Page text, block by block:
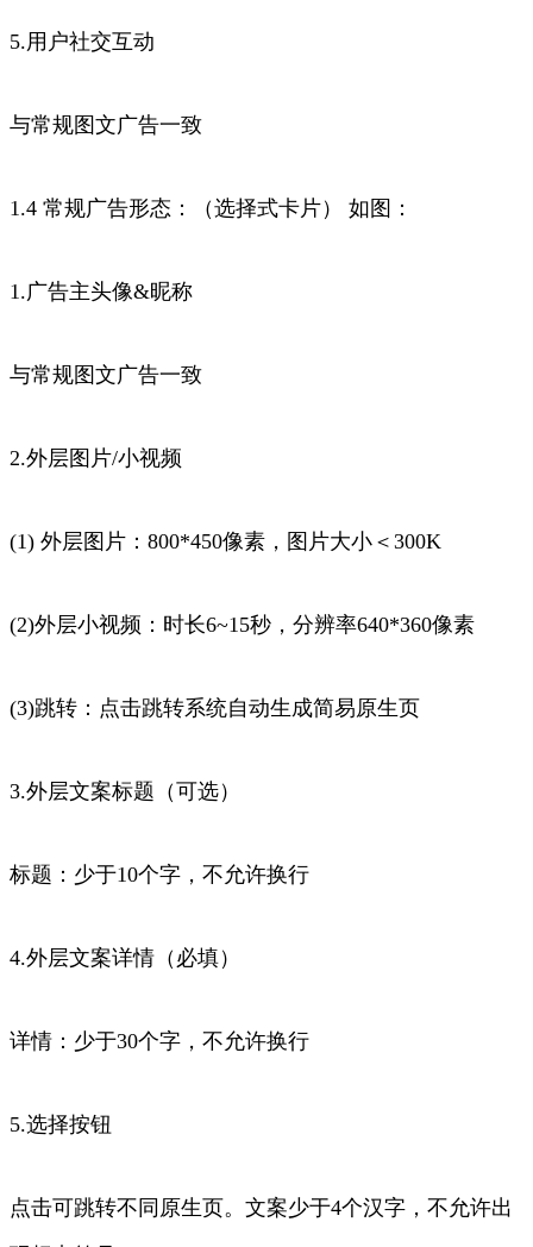
5.用户社交互动
与常规图文广告一致
1.4 常规广告形态：（选择式卡片） 如图：
1.广告主头像&昵称
与常规图文广告一致
2.外层图片/小视频
(1) 外层图片：800*450像素，图片大小＜300K
(2)外层小视频：时长6~15秒，分辨率640*360像素
(3)跳转：点击跳转系统自动生成简易原生页
3.外层文案标题（可选）
标题：少于10个字，不允许换行
4.外层文案详情（必填）
详情：少于30个字，不允许换行
5.选择按钮
点击可跳转不同原生页。文案少于4个汉字，不允许出